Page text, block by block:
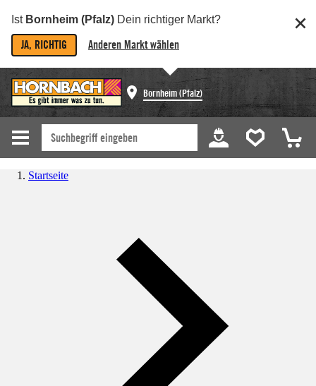
Ist Bornheim (Pfalz) Dein richtiger Markt?
JA, RICHTIG Anderen Markt wählen
Bornheim (Pfalz)
Startseite